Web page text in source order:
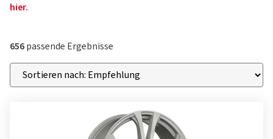
hier.
656passende Ergebnisse